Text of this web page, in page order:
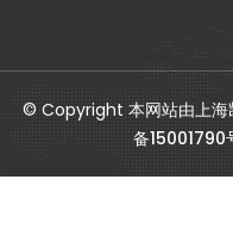
© Copyright 本网站由上海
备15001790